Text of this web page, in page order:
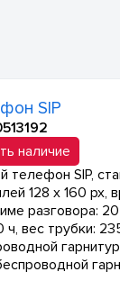
SIP
наличие
телефон SIP,
128 x 160 px,
разговора:
ч, вес трубки: